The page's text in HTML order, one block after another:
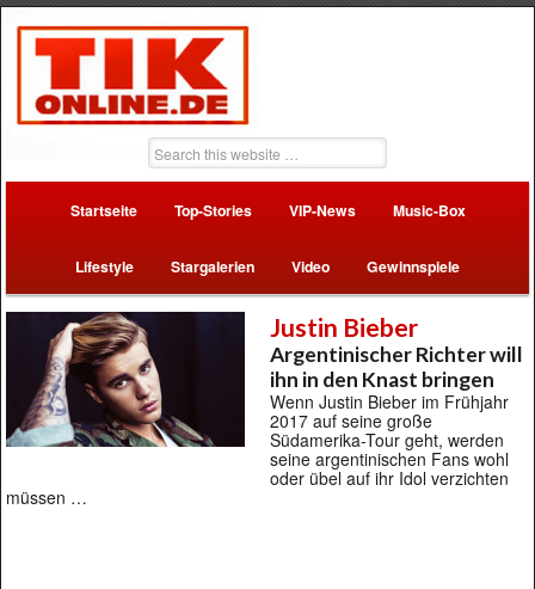
Startseite Top-Stories VIP-News Music-Box
Lifestyle Stargalerien Video Gewinnspiele
Justin Bieber
Argentinischer Richter will
ihn in den Knast bringen
Wenn Justin Bieber im Frühjahr
2017 auf seine große
Südamerika-Tour geht, werden
seine argentinischen Fans wohl
oder übel auf ihr Idol verzichten
müssen …